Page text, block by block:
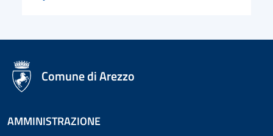
logo Unione Europea
Comune di Arezzo
AMMINISTRAZIONE